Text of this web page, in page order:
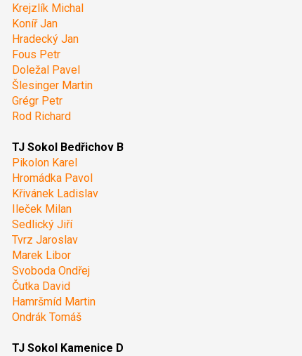
Krejzlík Michal
Koníř Jan
Hradecký Jan
Fous Petr
Doležal Pavel
Šlesinger Martin
Grégr Petr
Rod Richard
TJ Sokol Bedřichov B
Pikolon Karel
Hromádka Pavol
Křivánek Ladislav
Ileček Milan
Sedlický Jiří
Tvrz Jaroslav
Marek Libor
Svoboda Ondřej
Čutka David
Hamršmíd Martin
Ondrák Tomáš
TJ Sokol Kamenice D